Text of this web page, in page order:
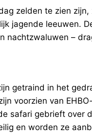
zelden te zien
jagende leeuwen.
nachtzwaluwen –
getraind in het
voorzien van
safari gebrieft over
en worden ze